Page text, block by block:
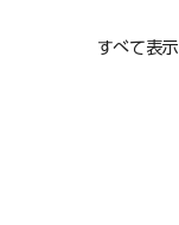
すべて表示